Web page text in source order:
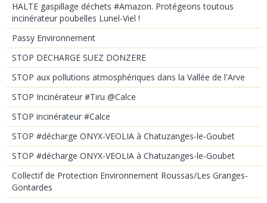
HALTE gaspillage déchets #Amazon. Protégeons toutous
incinérateur poubelles Lunel-Viel !
Passy Environnement
STOP DECHARGE SUEZ DONZERE
STOP aux pollutions atmosphériques dans la Vallée de l'Arve
STOP Incinérateur #Tiru @Calce
STOP incinérateur #Calce
STOP #décharge ONYX-VEOLIA à Chatuzanges-le-Goubet
STOP #décharge ONYX-VEOLIA à Chatuzanges-le-Goubet
Collectif de Protection Environnement Roussas/Les Granges-
Gontardes